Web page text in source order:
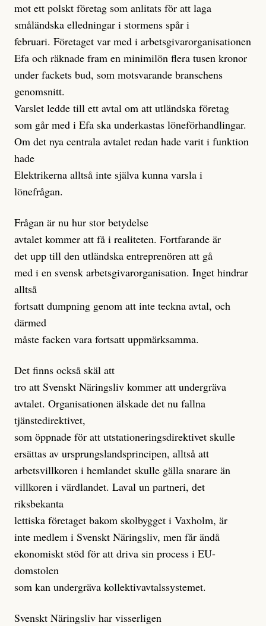
mot ett polskt företag som anlitats för att laga
småländska elledningar i stormens spår i
februari. Företaget var med i arbetsgivarorganisationen
Efa och räknade fram en minimilön flera tusen kronor
under fackets bud, som motsvarande branschens
genomsnitt.
Varslet ledde till ett avtal om att utländska företag
som går med i Efa ska underkastas löneförhandlingar.
Om det nya centrala avtalet redan hade varit i funktion
hade
Elektrikerna alltså inte själva kunna varsla i
lönefrågan.
Frågan är nu hur stor betydelse
avtalet kommer att få i realiteten. Fortfarande är
det upp till den utländska entreprenören att gå
med i en svensk arbetsgivarorganisation. Inget hindrar
alltså
fortsatt dumpning genom att inte teckna avtal, och
därmed
måste facken vara fortsatt uppmärksamma.
Det finns också skäl att
tro att Svenskt Näringsliv kommer att undergräva
avtalet. Organisationen älskade det nu fallna
tjänstedirektivet,
som öppnade för att utstationeringsdirektivet skulle
ersättas av ursprungslandsprincipen, alltså att
arbetsvillkoren i hemlandet skulle gälla snarare än
villkoren i värdlandet. Laval un partneri, det
riksbekanta
lettiska företaget bakom skolbygget i Vaxholm, är
inte medlem i Svenskt Näringsliv, men får ändå
ekonomiskt stöd för att driva sin process i EU-
domstolen
som kan undergräva kollektivavtalssystemet.
Svenskt Näringsliv har visserligen